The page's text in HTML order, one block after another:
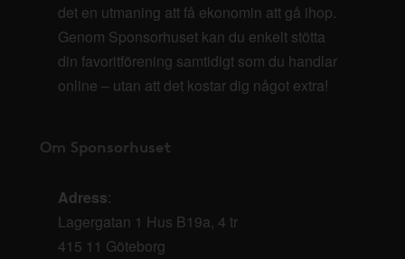
det en utmaning att få ekonomin att gå ihop.
Genom Sponsorhuset kan du enkelt stötta
din favoritförening samtidigt som du handlar
online – utan att det kostar dig något extra!
Om Sponsorhuset
Adress:
Lagergatan 1 Hus B19a, 4 tr
415 11 Göteborg